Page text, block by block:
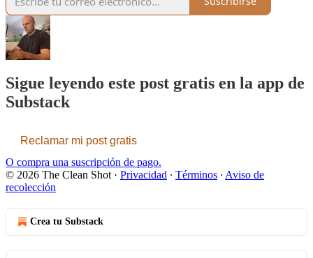
Sigue leyendo este post gratis en la app de
Substack
Reclamar mi post gratis
O compra una suscripción de pago.
© 2026 The Clean Shot · Privacidad ∙ Términos ∙ Aviso de
recolección
Crea tu Substack